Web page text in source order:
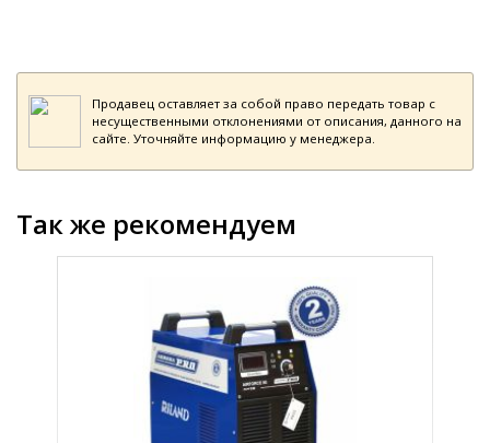
Продавец оставляет за собой право передать товар с
несущественными отклонениями от описания, данного на
сайте. Уточняйте информацию у менеджера.
Так же рекомендуем